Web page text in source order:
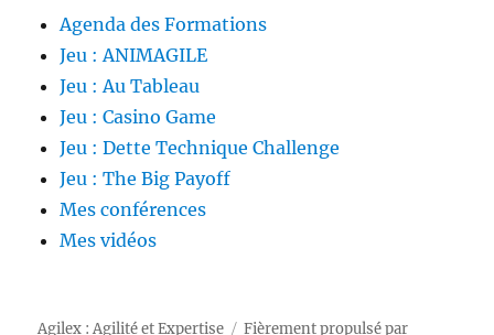
Agenda des Formations
Jeu : ANIMAGILE
Jeu : Au Tableau
Jeu : Casino Game
Jeu : Dette Technique Challenge
Jeu : The Big Payoff
Mes conférences
Mes vidéos
Agilex : Agilité et Expertise Fièrement propulsé par